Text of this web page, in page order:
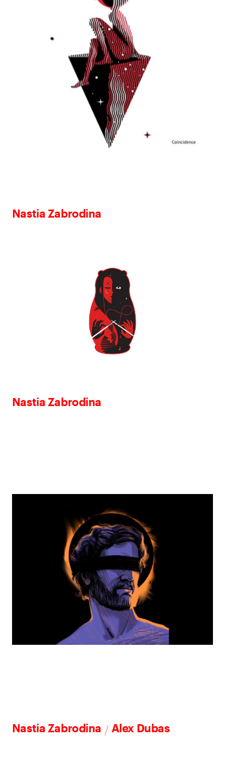
Nastia Zabrodina
Nastia Zabrodina
Nastia Zabrodina / Alex Dubas